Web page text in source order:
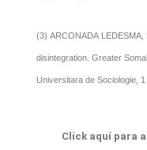
(3) ARCONADA LEDESMA,
disintegration. Greater
Universitara de Sociologie,
Click aquí para